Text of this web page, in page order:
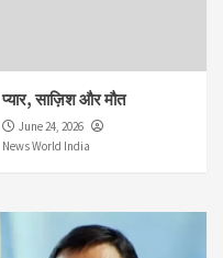
प्यार, साज़िश और मौत
June 24, 2026
News World India